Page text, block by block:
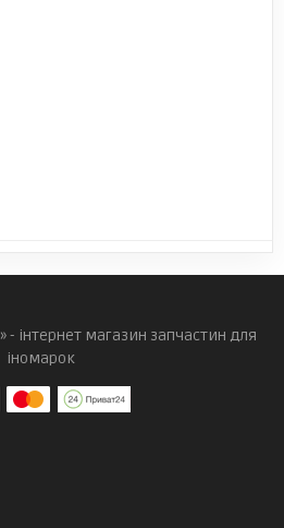
- інтернет магазин запчастин для
іномарок